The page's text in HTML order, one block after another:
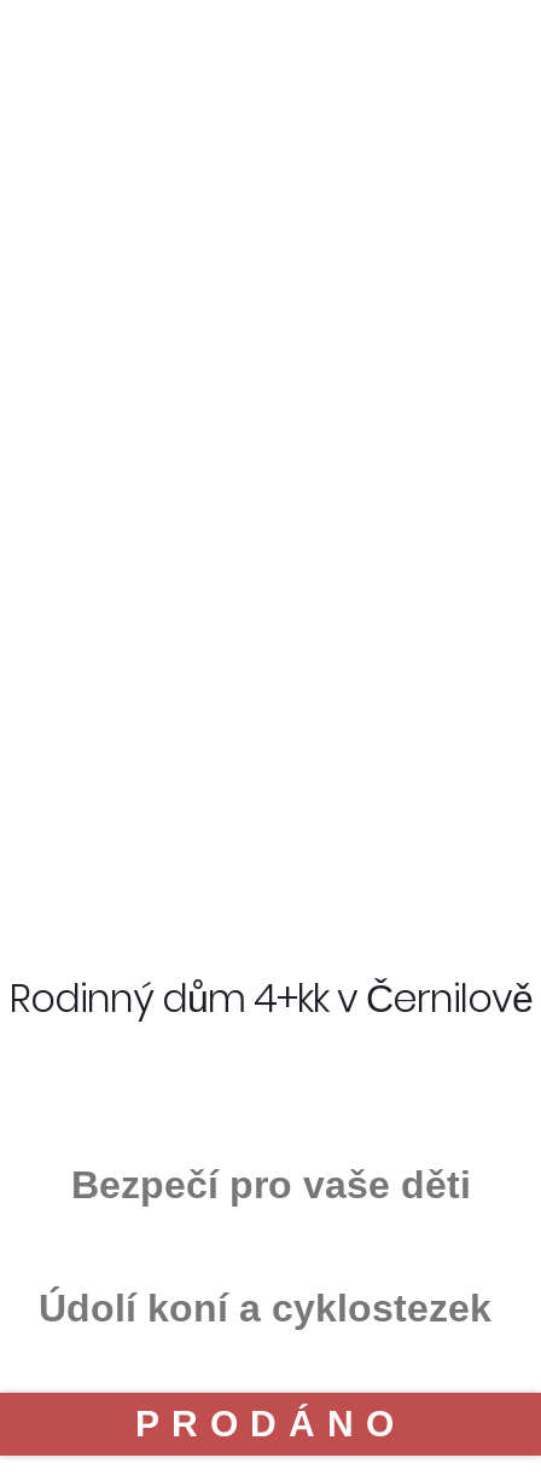
Rodinný dům 4+kk v Černilově
Bezpečí pro vaše děti
Údolí koní a cyklostezek
PRODÁNO